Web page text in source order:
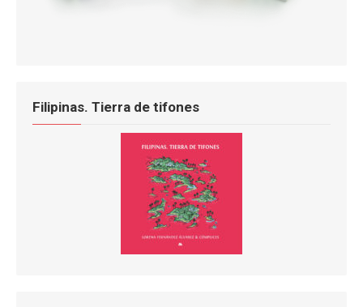
Filipinas. Tierra de tifones